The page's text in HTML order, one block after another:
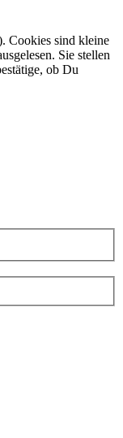
Cookies sind kleine
Sie stellen
ob Du